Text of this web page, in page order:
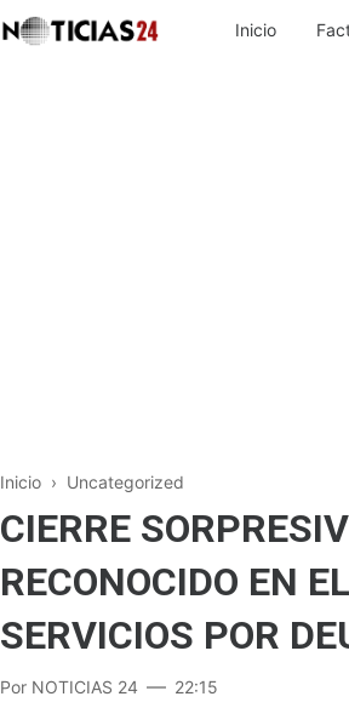
Inicio
Inicio › Uncategorized
CIERRE
RECONOCIDO EN
SERVICIOS POR
Por NOTICIAS 24 22:15